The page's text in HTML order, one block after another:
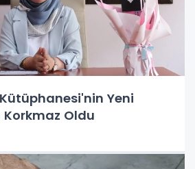
Yeni
Oldu